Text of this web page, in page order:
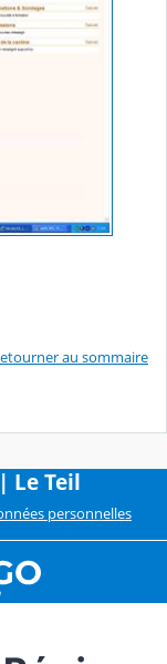
au sommaire
Le Teil
personnelles